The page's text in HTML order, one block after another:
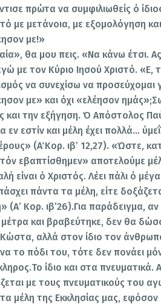
πρώτα να συμφιλιωθείς ό
με μετάνοια, με εξομολόγηση
με!»
θα μου πεις. «Να κάνω έτσι.
με τον Κύριο Ιησού Χριστό. «Ε,
να συνεχίσω να προσεύχομαι
με» και όχι «ελέησον
και την εξήγηση. Ό Απόστολος
εν εστίν και μέλη έχει πολλά…
(Α΄ Κορ. ιβ’ 12,27). «Ώστε,
εβαπτίσθημεν» αποτελούμε
είναι ό Χριστός. Λέει πάλι ό
πάντα τα μέλη, είτε
(Α’ Κορ. ιβ’26).Για παράδειγμα,
και βραβεύτηκε, δεν θα
αλλά στον ίδιο τον
το πόδι του, τότε δεν πονάει
ίδιο και στα πνευματικά.
με τους πνευματικούς του
μέλη της Εκκλησίας μας,